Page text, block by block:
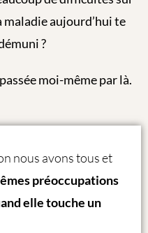
maladie aujourd’hui te
?
moi-même par là.
nous avons tous et
préoccupations
elle touche un